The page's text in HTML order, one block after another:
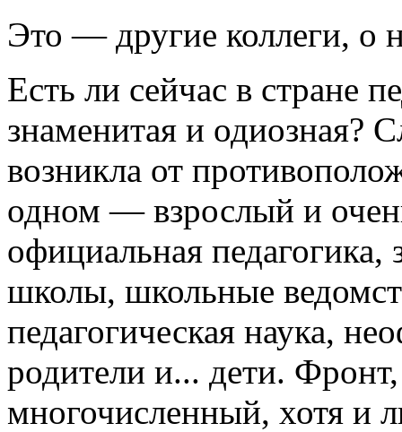
Это — другие коллеги, о
Есть ли сейчас в стране
знаменитая и одиозная?
возникла от
одном — взрослый и
официальная
школы, школьные
педагогическая наука,
родители и... дети.
многочисленный, хотя и